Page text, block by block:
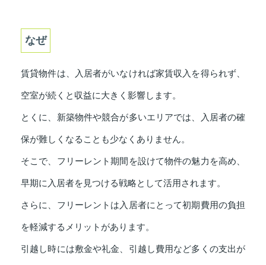
なぜ
賃貸物件は、入居者がいなければ家賃収入を得られず、
空室が続くと収益に大きく影響します。
とくに、新築物件や競合が多いエリアでは、入居者の確
保が難しくなることも少なくありません。
そこで、フリーレント期間を設けて物件の魅力を高め、
早期に入居者を見つける戦略として活用されます。
さらに、フリーレントは入居者にとって初期費用の負担
を軽減するメリットがあります。
引越し時には敷金や礼金、引越し費用など多くの支出が